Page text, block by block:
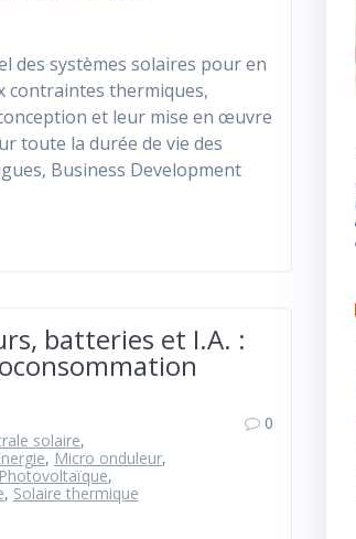
des systèmes solaires pour en
contraintes thermiques,
et leur mise en œuvre
toute la durée de vie des
Business Development
batteries et I.A. :
solaire,
, Micro onduleur,
Photovoltaïque,
, Solaire thermique
0